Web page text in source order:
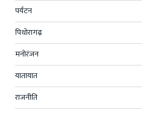
पर्यटन
पिथोरागढ़
मनोरंजन
यातायात
राजनीति